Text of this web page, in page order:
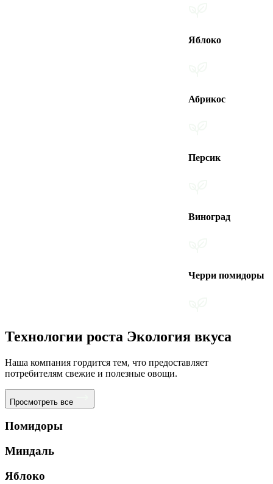
Виноград
Черри помидоры
Технологии роста Экология вкуса
Наша компания гордится тем, что предоставляет
потребителям свежие и полезные овощи.
Просмотреть все
Помидоры
Миндаль
Яблоко